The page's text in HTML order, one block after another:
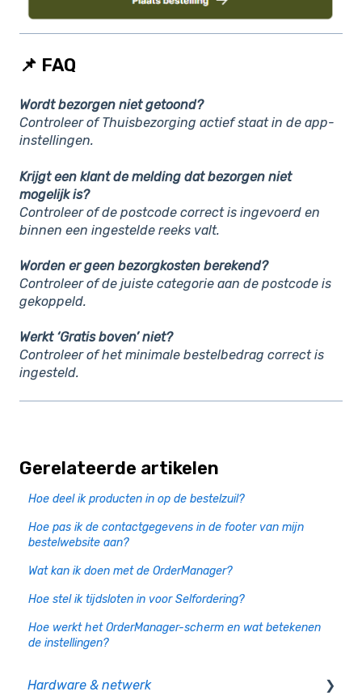
📌 FAQ
Wordt bezorgen niet getoond?
Controleer of Thuisbezorging actief staat in de app-
instellingen.
Krijgt een klant de melding dat bezorgen niet
mogelijk is?
Controleer of de postcode correct is ingevoerd en
binnen een ingestelde reeks valt.
Worden er geen bezorgkosten berekend?
Controleer of de juiste categorie aan de postcode is
gekoppeld.
Werkt ‘Gratis boven’ niet?
Controleer of het minimale bestelbedrag correct is
ingesteld.
Gerelateerde artikelen
Hoe deel ik producten in op de bestelzuil?
Hoe pas ik de contactgegevens in de footer van mijn
bestelwebsite aan?
Wat kan ik doen met de OrderManager?
Hoe stel ik tijdsloten in voor Selfordering?
Hoe werkt het OrderManager-scherm en wat betekenen
de instellingen?
Hardware & netwerk